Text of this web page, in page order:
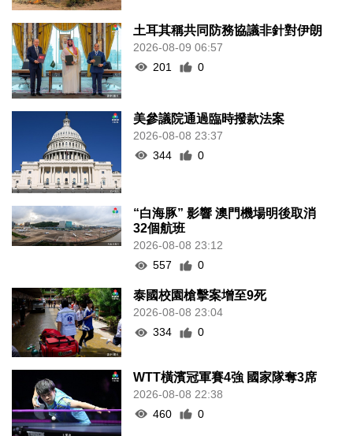
土耳其稱共同防務協議非針對伊朗
2026-08-09 06:57
201
0
美參議院通過臨時撥款法案
2026-08-08 23:37
344
0
“白海豚” 影響 澳門機場明後取消
32個航班
2026-08-08 23:12
557
0
泰國校園槍擊案增至9死
2026-08-08 23:04
334
0
WTT橫濱冠軍賽4強 國家隊奪3席
2026-08-08 22:38
460
0